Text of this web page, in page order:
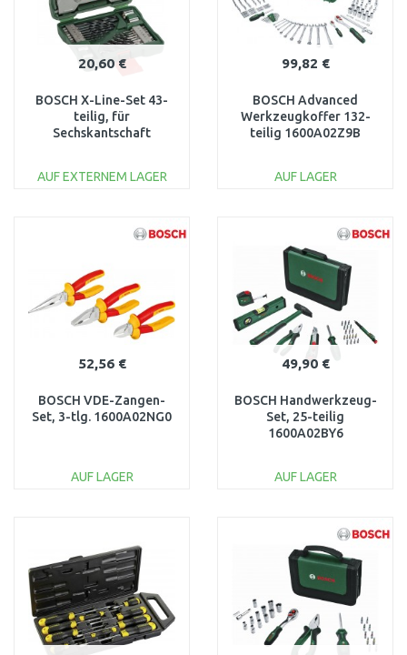
20,60 €
BOSCH X-Line-Set 43-
teilig, für
Sechskantschaft
AUF EXTERNEM LAGER
99,82 €
BOSCH Advanced
Werkzeugkoffer 132-
teilig 1600A02Z9B
AUF LAGER
Vergleichen
52,56 €
BOSCH VDE-Zangen-
Set, 3-tlg. 1600A02NG0
AUF LAGER
Vergleichen
49,90 €
BOSCH Handwerkzeug-
Set, 25-teilig
1600A02BY6
AUF LAGER
Vergleichen